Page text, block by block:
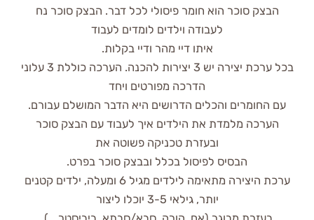
הבצק סוכר הוא חומר פיסולי לכל דבר. הבצק סוכר נח
לעבודה וילדים לומדים לעבוד
איתו דיי מהר ודיי בקלות.
בכל ערכת יצירה יש 3 יצירות להכנה. הערכה כוללת 3 עלוני
הדרכה מפורטים ויחד
עם החומרים והכלים הדרושים היא הדבר המושלם עבורם.
הערכה מלמדת את הילדים איך לעבוד עם הבצק סוכר
ובעזרת טכניקה פשוטה את
הבסיס לפיסול בכלל ובבצק סוכר בפרט.
ערכת היצירה מתאימה לילדים מגיל 6 ומעלה, ילדים קטנים
יותר, גילאי 3-5 יוכלו ליצור